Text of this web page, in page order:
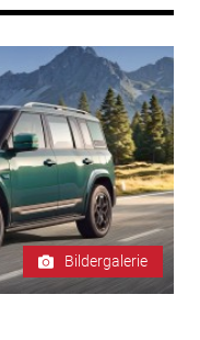
Bildergalerie